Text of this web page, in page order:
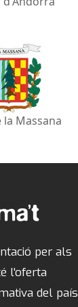
la Massana
per als
l'oferta
del país